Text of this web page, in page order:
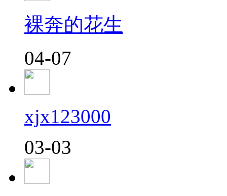
裸奔的花生
04-07
xjx123000
03-03